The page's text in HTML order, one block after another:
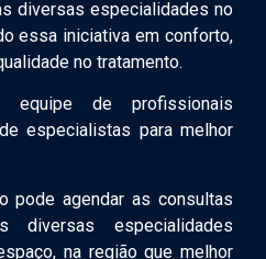
diversas especialidades no
essa iniciativa em conforto,
no tratamento.
equipe de profissionais
especialistas para melhor
pode agendar as consultas
diversas especialidades
na região que melhor